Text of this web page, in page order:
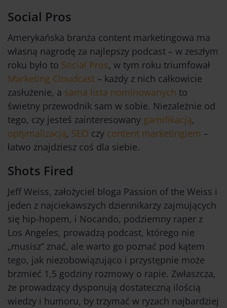
Social Pros
Amerykańska branża content marketingowa ma
własną nagrodę za najlepszy podcast – w zeszłym
roku było to Social Pros, w tym roku triumfował
Marketing Cloudcast – każdy z nich całkowicie
zasłużenie, a sama lista nominowanych to
świetny przewodnik sam w sobie. Niezależnie od
tego, czy jesteś zainteresowany gamifikacją,
optymalizacją, SEO czy content marketingiem –
łatwo znajdziesz coś dla siebie.
Shots Fired
Jeff Weiss, założyciel bloga Passion of the Weiss i
jeden z najciekawszych dziennikarzy zajmujących
się hip-hopem, i Nocando, podziemny raper z
Los Angeles, prowadzą podcast, którego nie
„musisz” znać, ale warto go poznać pod kątem
tego, jak niezobowiązująco i przystępnie może
brzmieć 1,5 godziny rozmowy o rapie. Zwłaszcza,
że prowadzący dysponują dostateczną ilością
wiedzy i humoru, by trzymać w ryzach najbardziej